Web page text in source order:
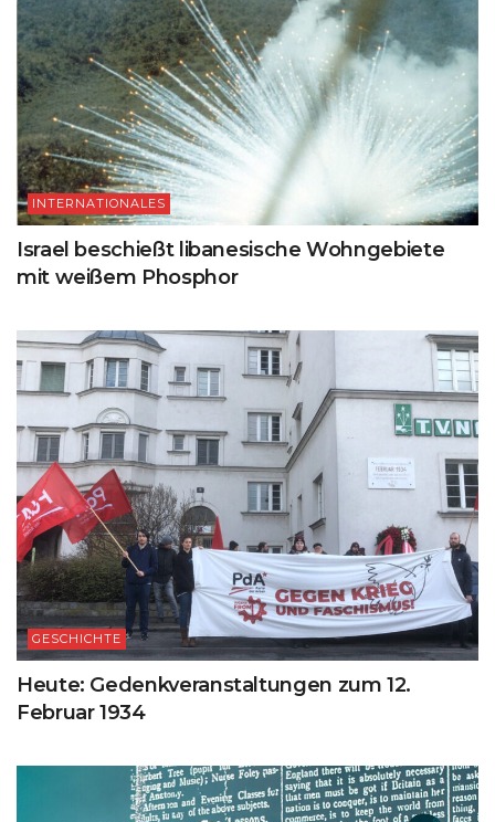
INTERNATIONALES
Israel beschießt libanesische Wohngebiete
mit weißem Phosphor
GESCHICHTE
Heute: Gedenkveranstaltungen zum 12.
Februar 1934